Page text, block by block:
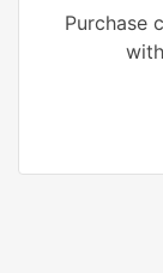
Purchase